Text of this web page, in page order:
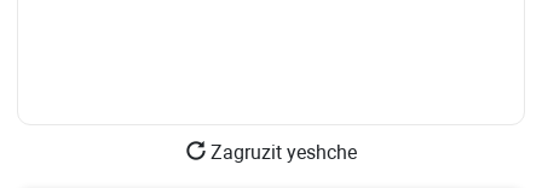
Zagruzit yeshche